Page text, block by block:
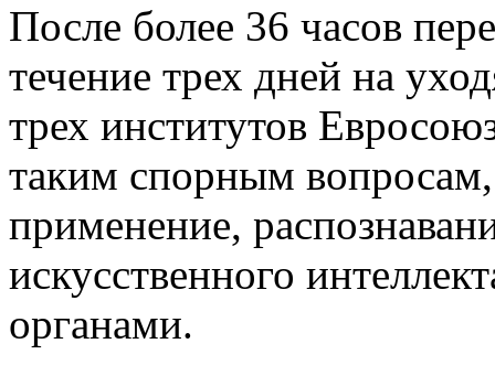
После более 36 часов
течение трех дней на
трех институтов
таким спорным
применение,
искусственного
органами.